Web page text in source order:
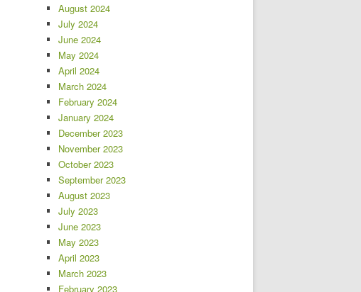
August 2024
July 2024
June 2024
May 2024
April 2024
March 2024
February 2024
January 2024
December 2023
November 2023
October 2023
September 2023
August 2023
July 2023
June 2023
May 2023
April 2023
March 2023
February 2023